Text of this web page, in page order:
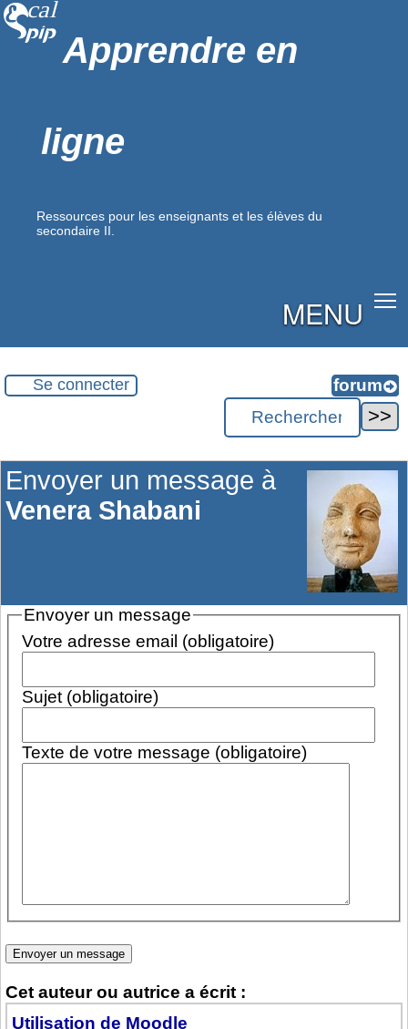
Apprendre en
ligne
Ressources pour les enseignants et les élèves du
secondaire II.
MENU
Se connecter
Envoyer un message à
Venera Shabani
Envoyer un message
Votre adresse email (obligatoire)
Sujet (obligatoire)
Texte de votre message (obligatoire)
Cet auteur ou autrice a écrit :
Utilisation de Moodle